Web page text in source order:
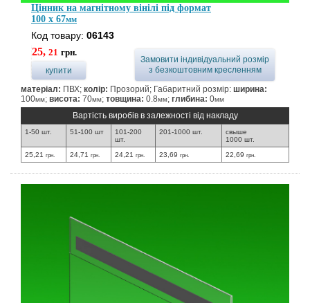
Цінник на магнітному вінілі під формат
100 x 67мм
Код товару: 06143
25, 21 грн.
купити
Замовити індивідуальний розмір
з безкоштовним кресленням
матеріал: ПВХ; колір: Прозорий; Габаритний розмір: ширина:
100мм; висота: 70мм; товщина: 0.8мм; глибина: 0мм
Вартість виробів в залежності від накладу
1-50 шт. 51-100 шт
101-200
шт.
201-1000 шт.
свыше
1000 шт.
25,21 грн. 24,71грн. 24,21 грн. 23,69 грн. 22,69грн.